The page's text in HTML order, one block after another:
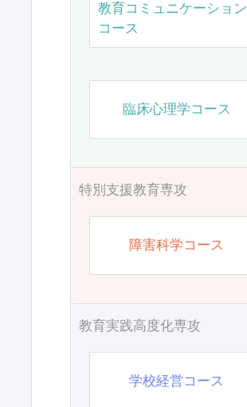
教育コミュニケーション
コース
臨床心理学コース
特別支援教育専攻
障害科学コース
教育実践高度化専攻
学校経営コース